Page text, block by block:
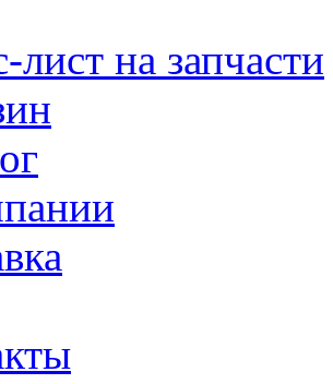
лист на запчасти